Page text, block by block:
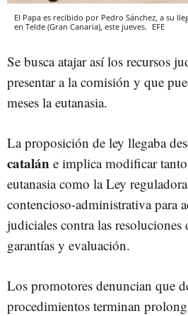
El Papa es recibido por Pedro Sánchez, a su
en Telde (Gran Canaria), este jueves. EFE
Se busca atajar así los recursos
presentar a la comisión y que
meses la eutanasia.
La proposición de ley llegaba
catalán e implica modificar
eutanasia como la Ley
contencioso-administrativa para
judiciales contra las resoluciones
garantías y evaluación.
Los promotores denuncian que
procedimientos terminan